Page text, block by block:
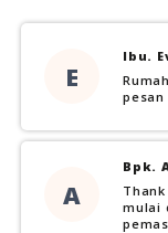
E
Ibu.
A
Bpk.
mulai